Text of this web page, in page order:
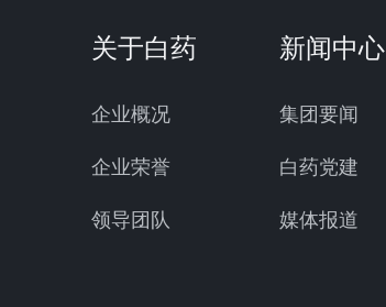
关于白药
企业概况
企业荣誉
领导团队
新闻中心
集团要闻
白药党建
媒体报道